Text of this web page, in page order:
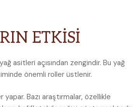
ETKİSİ
asitleri açısından zengindir. Bu yağ
önemli roller üstlenir.
Bazı araştırmalar, özellikle